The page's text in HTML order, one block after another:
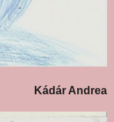
Kádár Andrea